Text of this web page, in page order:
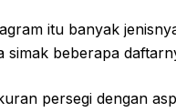
itu banyak
simak beberapa
persegi dengan